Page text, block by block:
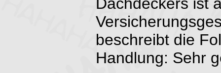
beschreibt die
Handlung: Sehr